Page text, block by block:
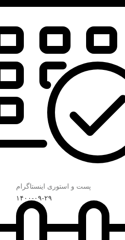
پست و استوری اینستاگرام
۱۴۰۰-۰۹-۲۹